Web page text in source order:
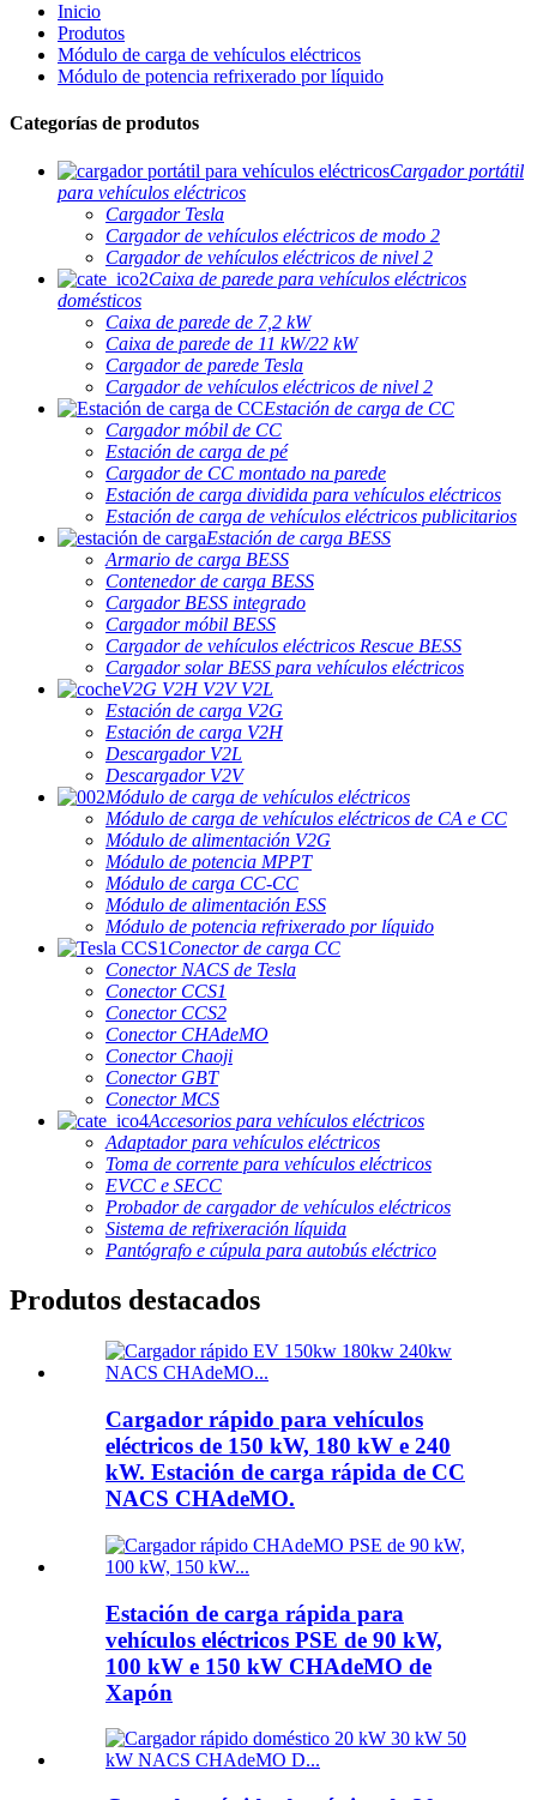
Inicio
Produtos
Módulo de carga de vehículos eléctricos
Módulo de potencia refrixerado por líquido
Categorías de produtos
Cargador portátil
para vehículos eléctricos
Cargador Tesla
Cargador de vehículos eléctricos de modo 2
Cargador de vehículos eléctricos de nivel 2
Caixa de parede para vehículos eléctricos
domésticos
Caixa de parede de 7,2 kW
Caixa de parede de 11 kW/22 kW
Cargador de parede Tesla
Cargador de vehículos eléctricos de nivel 2
Estación de carga de CC
Cargador móbil de CC
Estación de carga de pé
Cargador de CC montado na parede
Estación de carga dividida para vehículos eléctricos
Estación de carga de vehículos eléctricos publicitarios
Estación de carga BESS
Armario de carga BESS
Contenedor de carga BESS
Cargador BESS integrado
Cargador móbil BESS
Cargador de vehículos eléctricos Rescue BESS
Cargador solar BESS para vehículos eléctricos
V2G V2H V2V V2L
Estación de carga V2G
Estación de carga V2H
Descargador V2L
Descargador V2V
Módulo de carga de vehículos eléctricos
Módulo de carga de vehículos eléctricos de CA e CC
Módulo de alimentación V2G
Módulo de potencia MPPT
Módulo de carga CC-CC
Módulo de alimentación ESS
Módulo de potencia refrixerado por líquido
Conector de carga CC
Conector NACS de Tesla
Conector CCS1
Conector CCS2
Conector CHAdeMO
Conector Chaoji
Conector GBT
Conector MCS
Accesorios para vehículos eléctricos
Adaptador para vehículos eléctricos
Toma de corrente para vehículos eléctricos
EVCC e SECC
Probador de cargador de vehículos eléctricos
Sistema de refrixeración líquida
Pantógrafo e cúpula para autobús eléctrico
Produtos destacados
Cargador rápido para vehículos
eléctricos de 150 kW, 180 kW e 240
kW. Estación de carga rápida de CC
NACS CHAdeMO.
Estación de carga rápida para
vehículos eléctricos PSE de 90 kW,
100 kW e 150 kW CHAdeMO de
Xapón